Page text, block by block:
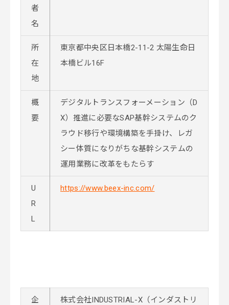
者
名
所
在
地
東京都中央区日本橋2-11-2 太陽生命日
本橋ビル16F
概
要
デジタルトランスフォーメーション（D
X）推進に必要なSAP基幹システムのク
ラウド移行や環境構築を手掛け、レガ
シー体質になりがちな基幹システムの
運用業務に改革をもたらす
U
R
L
https://www.beex-inc.com/
企
株式会社INDUSTRIAL-X（インダストリ